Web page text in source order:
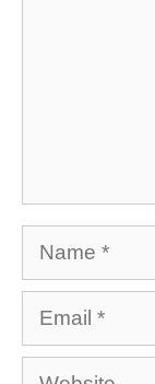
Name
Email
Website